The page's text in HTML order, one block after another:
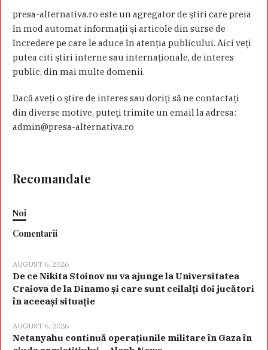
presa-alternativa.ro este un agregator de ştiri care preia
în mod automat informaţii şi articole din surse de
încredere pe care le aduce în atenţia publicului. Aici veţi
putea citi ştiri interne sau internaţionale, de interes
public, din mai multe domenii.
Dacă aveţi o ştire de interes sau doriţi să ne contactaţi
din diverse motive, puteţi trimite un email la adresa:
admin@presa-alternativa.ro
Recomandate
Noi
Comentarii
AUGUST 6, 2026
De ce Nikita Stoinov nu va ajunge la Universitatea
Craiova de la Dinamo și care sunt ceilalți doi jucători
în aceeași situație
AUGUST 6, 2026
Netanyahu continuă operațiunile militare în Gaza în